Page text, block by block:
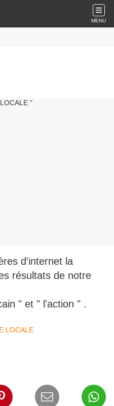
MENU
d'internet la
résultats de notre
" et " l'action " .